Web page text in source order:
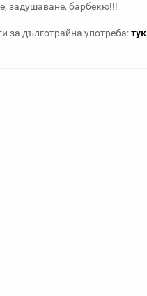
задушаване, барбекю!!!
за дълготрайна употреба:тук